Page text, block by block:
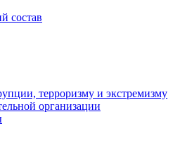
состав
терроризму и экстремизму
организации